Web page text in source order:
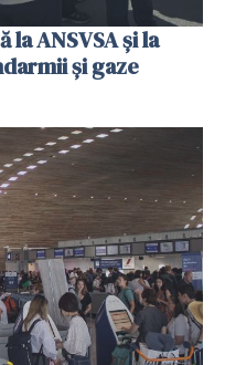
ANSVSA și la
și gaze